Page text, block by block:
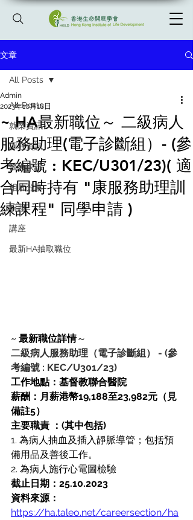
文章
All Posts
就業資訊
課程資訊
醫護快訊
相片分享
祝愿
講座
最新HA抽取職位
All Posts
~ HA最新職位～ 二級病人
服務助理(電子診斷組）- (參
考編號 : KEC/U301/23)( 適
合同時持有 "康服務助理訓
練課程" 同學申請 )
Admin
2023年10月18日
~ 最新職位詳情～
二級病人服務助理（電子診斷組）
- (參
考編號 : KEC/U301/23)
工作地點：基督教聯合醫院
薪酬：月薪港幣19,188至23,982元（見
備註5）
主要職責 ：(其中包括)
1. 為病人抽血及插入靜脈導管；包括預
備用品及善後工作。
2. 為病人施行心電圖檢驗
截止日期：25.10.2023
資料來源：
https://ha.taleo.net/careersection/ha